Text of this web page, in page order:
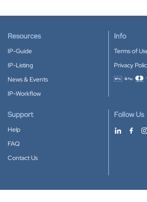
Resources
IP-Guide
IP-Listing
News & Events
IP-Workflow
Info
Terms of
Privacy
Accepted
Support
Help
FAQ
Contact Us
Follow Us